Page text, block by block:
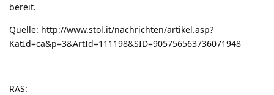
bereit.
Quelle: http://www.stol.it/nachrichten/artikel.asp?
KatId=ca&p=3&ArtId=111198&SID=905756563736071948
RAS: